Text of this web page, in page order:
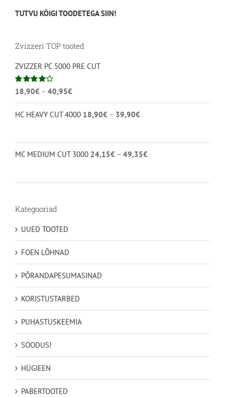
TUTVU KÕIGI TOODETEGA SIIN!
Zvizzeri TOP tooted
ZVIZZER PC 5000 PRE CUT
Hinnanguga
4.00
18,90€ – 40,95€
18,90€
kuni
HC HEAVY CUT 4000 18,90€ – 39,90€
39,90€
MC MEDIUM CUT 3000 24,15€ – 49,35€
Kategooriad
UUED TOOTED
FOEN LÕHNAD
PÕRANDAPESUMASINAD
KORISTUSTARBED
PUHASTUSKEEMIA
SOODUS!
HÜGIEEN
PABERTOOTED